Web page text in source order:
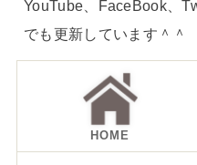
YouTube、FaceBook、
でも更新しています＾＾
HOME